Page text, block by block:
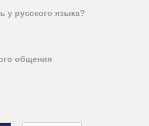
у русского языка?
общения